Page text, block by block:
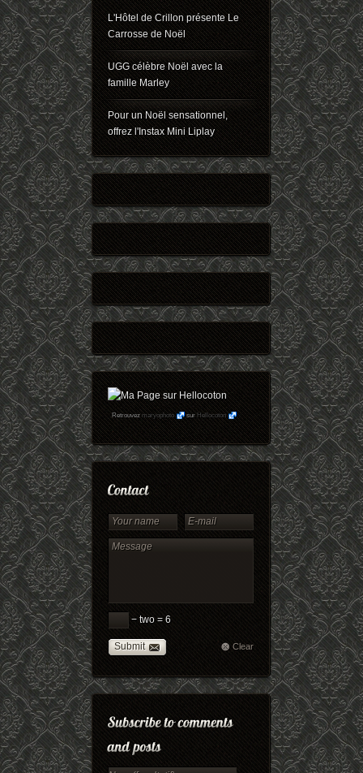
L'Hôtel de Crillon présente Le
Carrosse de Noël
UGG célèbre Noël avec la
famille Marley
Pour un Noël sensationnel,
offrez l'Instax Mini Liplay
Retrouvezmaryophoto surHellocoton
− two = 6
Submit Clear